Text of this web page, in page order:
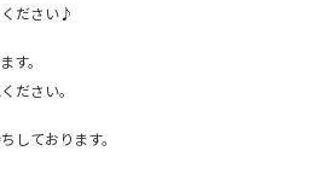
ださい♪
す。
ださい。
しております。